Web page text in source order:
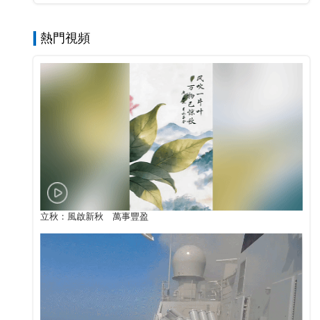
熱門視頻
立秋：風啟新秋 萬事豐盈